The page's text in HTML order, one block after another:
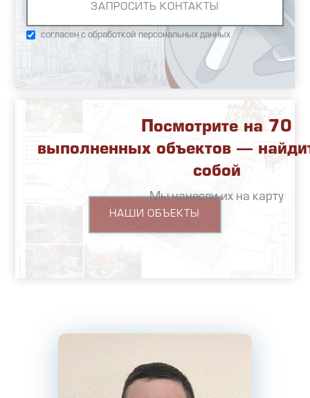
согласен с обработкой персональных данных
Посмотрите на 70
выполненных объектов —
собой
Мы нанесли их на карту
НАШИ ОБЪЕКТЫ